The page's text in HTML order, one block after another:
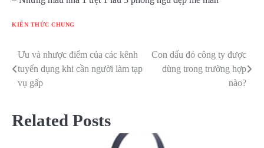
KIẾN THỨC CHUNG
Điều
hướng
viết
Ưu và nhược điểm của các kênh
tuyển dụng khi cần người làm tạp
vụ gấp
Con dấu đỏ công ty được
dùng trong trường hợp
nào?
Related Posts